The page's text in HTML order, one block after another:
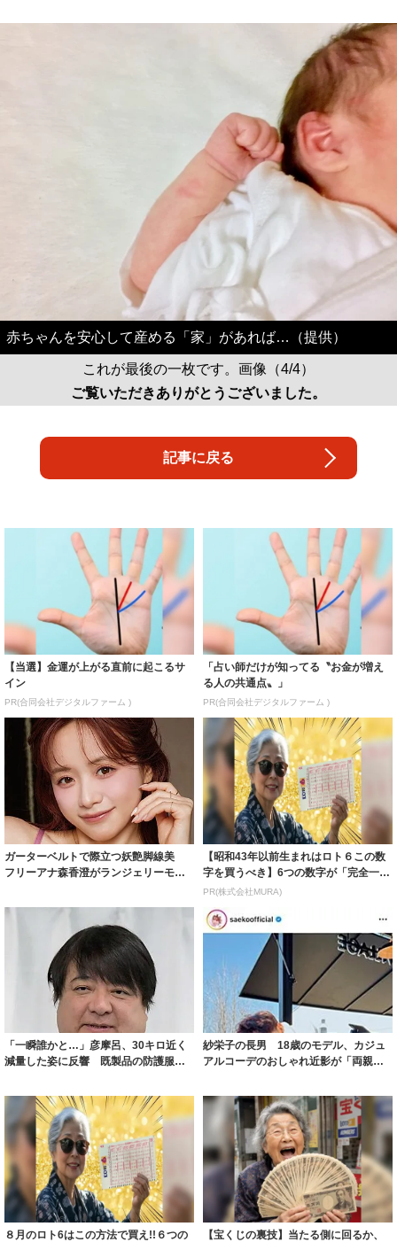
赤ちゃんを安心して産める「家」があれば…（提供）
これが最後の一枚です。画像（4/4）
ご覧いただきありがとうございました。
記事に戻る
【当選】金運が上がる直前に起こるサ
イン
PR(合同会社デジタルファーム )
「占い師だけが知ってる〝お金が増え
る人の共通点〟」
PR(合同会社デジタルファーム )
ガーターベルトで際立つ妖艶脚線美
フリーアナ森香澄がランジェリーモデ
【昭和43年以前生まれはロト６この数
字を買うべき】6つの数字が「完全一
致」する方...
PR(株式会社MURA)
「一瞬誰かと…」彦摩呂、30キロ近く
減量した姿に反響 既製品の防護服が
紗栄子の長男 18歳のモデル、カジュ
アルコーデのおしゃれ近影が「両親の
８月のロト6はこの方法で買え!!６つの
【宝くじの裏技】当たる側に回るか、